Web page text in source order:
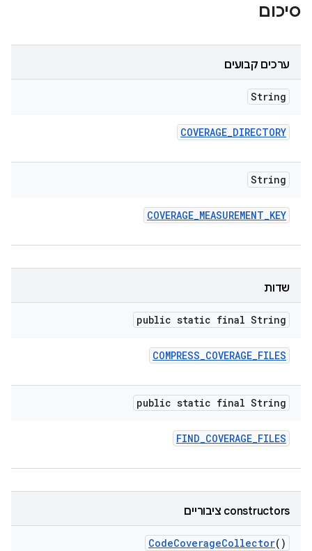
סיכום
ערכים קבועים
String
COVERAGE_DIRECTORY
String
COVERAGE_MEASUREMENT_KEY
שדות
public static final String
COMPRESS_COVERAGE_FILES
public static final String
FIND_COVERAGE_FILES
‫constructors ציבוריים
CodeCoverageCollector()